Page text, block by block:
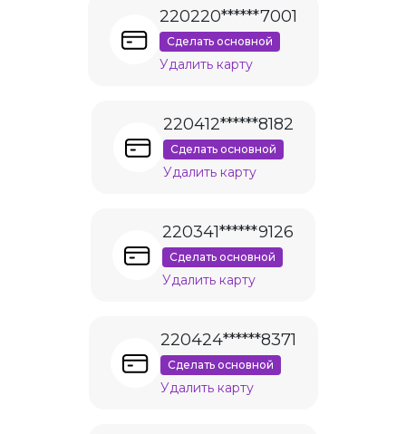
220220******7001
Сделать основной
Удалить карту
220412******8182
Сделать основной
Удалить карту
220341******9126
Сделать основной
Удалить карту
220424******8371
Сделать основной
Удалить карту